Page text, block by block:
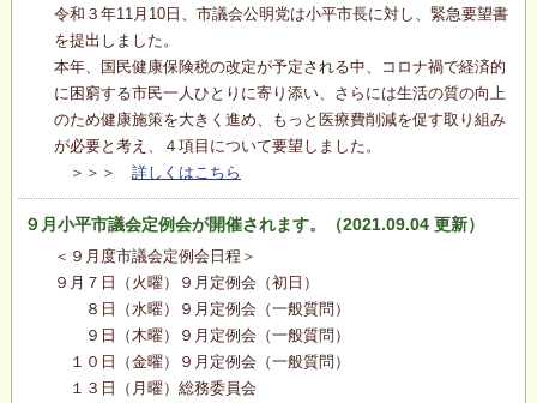
令和３年11月10日、市議会公明党は小平市長に対し、緊急要望書
を提出しました。
本年、国民健康保険税の改定が予定される中、コロナ禍で経済的
に困窮する市民一人ひとりに寄り添い、さらには生活の質の向上
のため健康施策を大きく進め、もっと医療費削減を促す取り組み
が必要と考え、４項目について要望しました。
＞＞＞ 詳しくはこちら
９月小平市議会定例会が開催されます。（2021.09.04 更新）
＜９月度市議会定例会日程＞
９月７日（火曜）９月定例会（初日）
８日（水曜）９月定例会（一般質問）
９日（木曜）９月定例会（一般質問）
１０日（金曜）９月定例会（一般質問）
１３日（月曜）総務委員会